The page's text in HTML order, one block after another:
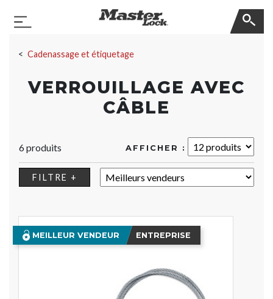
Basculer la navigation
Cadenassage et étiquetage
VERROUILLAGE AVEC
CÂBLE
6 produits AFFICHER :
FILTRE + TRIER :
MEILLEUR VENDEUR ENTREPRISE